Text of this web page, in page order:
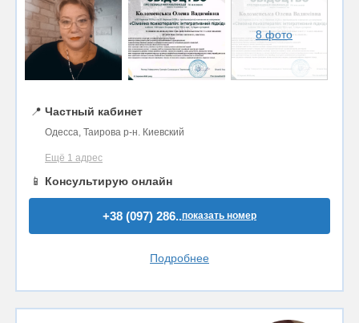
8 фото
📍 Частный кабинет
Одесса, Таирова р-н. Киевский
Ещё 1 адрес
📱 Консультирую онлайн
+38 (097) 286..показать номер
Подробнее